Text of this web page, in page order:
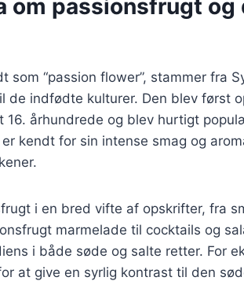
om passionsfrugt og
som “passion flower”, stammer fra
de indfødte kulturer. Den blev først
16. århundrede og blev hurtigt
kendt for sin intense smag og
i en bred vifte af opskrifter, fra
marmelade til cocktails og
i både søde og salte retter. For
at give en syrlig kontrast til den